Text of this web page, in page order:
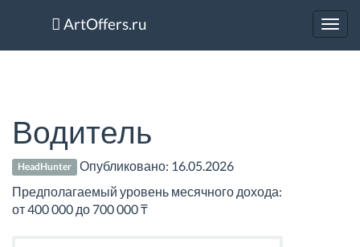
ArtOffers.ru
Водитель
HeadHunter Опубликовано: 16.05.2026
Предполагаемый уровень месячного дохода:
от 400 000 до 700 000 ₸